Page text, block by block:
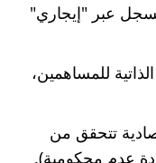
عبر "إيجاري"
للمساهمين،
تتحقق من
عدم محكومية).